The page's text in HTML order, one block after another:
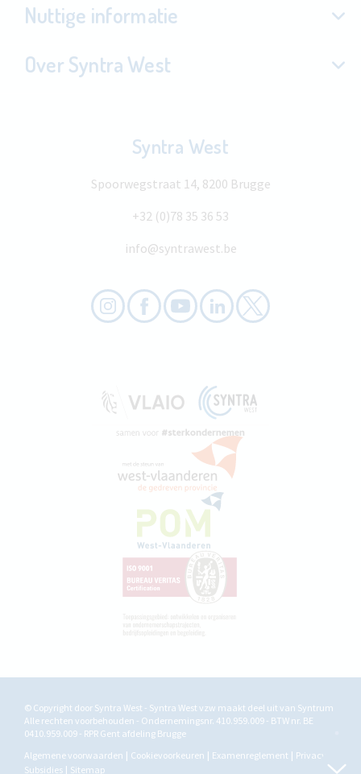
Nuttige informatie
Over Syntra West
Syntra West
Spoorwegstraat 14, 8200 Brugge
+32 (0)78 35 36 53
info@syntrawest.be
© Copyright door Syntra West - Syntra West vzw maakt deel uit van Syntrum
Alle rechten voorbehouden - Ondernemingsnr. 410.959.009 - BTW nr. BE
0410.959.009 - RPR Gent afdeling Brugge
Algemene voorwaarden
Cookievoorkeuren Examenreglement
Privacy
Subsidies
Sitemap